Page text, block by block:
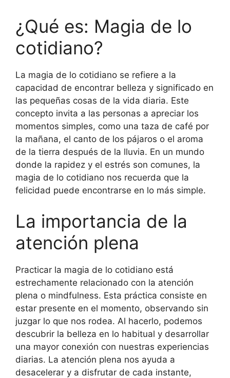
¿Qué es: Magia de lo
cotidiano?
La magia de lo cotidiano se refiere a la
capacidad de encontrar belleza y significado en
las pequeñas cosas de la vida diaria. Este
concepto invita a las personas a apreciar los
momentos simples, como una taza de café por
la mañana, el canto de los pájaros o el aroma
de la tierra después de la lluvia. En un mundo
donde la rapidez y el estrés son comunes, la
magia de lo cotidiano nos recuerda que la
felicidad puede encontrarse en lo más simple.
La importancia de la
atención plena
Practicar la magia de lo cotidiano está
estrechamente relacionado con la atención
plena o mindfulness. Esta práctica consiste en
estar presente en el momento, observando sin
juzgar lo que nos rodea. Al hacerlo, podemos
descubrir la belleza en lo habitual y desarrollar
una mayor conexión con nuestras experiencias
diarias. La atención plena nos ayuda a
desacelerar y a disfrutar de cada instante,